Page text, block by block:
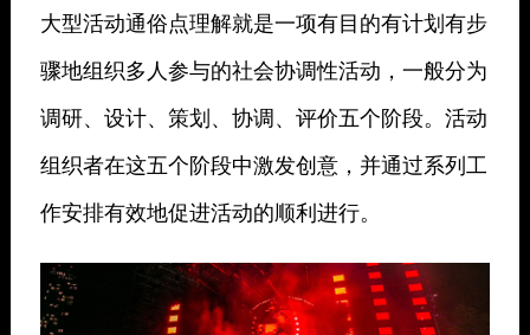
大型活动通俗点理解就是一项有目的有计划有步
骤地组织多人参与的社会协调性活动，一般分为
调研、设计、策划、协调、评价五个阶段。活动
组织者在这五个阶段中激发创意，并通过系列工
作安排有效地促进活动的顺利进行。